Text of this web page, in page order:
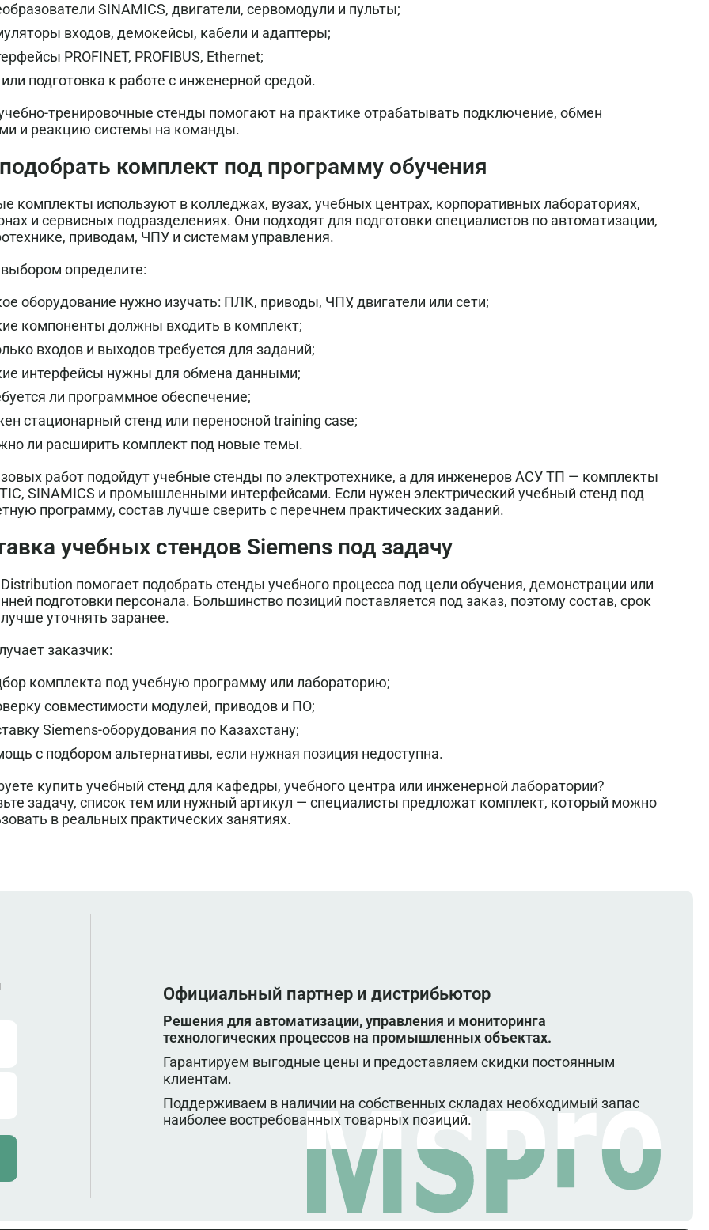
SINAMICS, двигатели, сервомодули и пульты;
входов, демокейсы, кабели и адаптеры;
PROFINET, PROFIBUS, Ethernet;
подготовка к работе с инженерной средой.
тренировочные стенды помогают на практике отрабатывать подключение, обмен
и реакцию системы на команды.
комплект под программу обучения
комплекты используют в колледжах, вузах, учебных центрах, корпоративных лабораториях,
и сервисных подразделениях. Они подходят для подготовки специалистов по автоматизации,
приводам, ЧПУ и системам управления.
определите:
оборудование нужно изучать: ПЛК, приводы, ЧПУ, двигатели или сети;
компоненты должны входить в комплект;
входов и выходов требуется для заданий;
интерфейсы нужны для обмена данными;
ли программное обеспечение;
стационарный стенд или переносной training case;
ли расширить комплект под новые темы.
работ подойдут учебные стенды по электротехнике, а для инженеров АСУ ТП — комплекты
SINAMICS и промышленными интерфейсами. Если нужен электрический учебный стенд под
программу, состав лучше сверить с перечнем практических заданий.
учебных стендов Siemens под задачу
помогает подобрать стенды учебного процесса под цели обучения, демонстрации или
подготовки персонала. Большинство позиций поставляется под заказ, поэтому состав, срок
уточнять заранее.
заказчик:
комплекта под учебную программу или лабораторию;
совместимости модулей, приводов и ПО;
Siemens-оборудования по Казахстану;
с подбором альтернативы, если нужная позиция недоступна.
купить учебный стенд для кафедры, учебного центра или инженерной лаборатории?
задачу, список тем или нужный артикул — специалисты предложат комплект, который можно
в реальных практических занятиях.
Официальный партнер и дистрибьютор
Решения для автоматизации, управления и мониторинга
технологических процессов на промышленных объектах.
Гарантируем выгодные цены и предоставляем скидки постоянным
клиентам.
Поддерживаем в наличии на собственных складах необходимый запас
наиболее востребованных товарных позиций.